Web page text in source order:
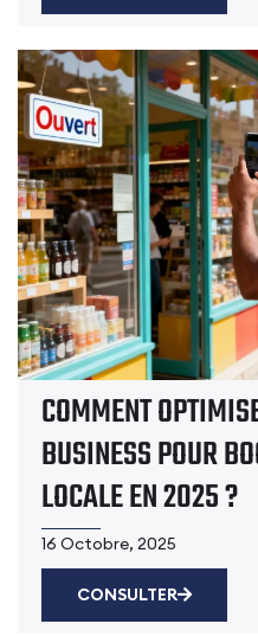
16 Octobre, 2025
COMMENT
BUSINESS POUR
LOCALE EN 2025 ?
CONSULTER